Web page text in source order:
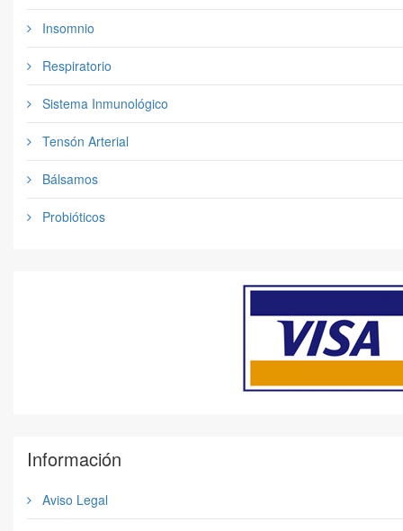
Insomnio
Respiratorio
Sistema Inmunológico
Tensón Arterial
Bálsamos
Probióticos
Información
Aviso Legal